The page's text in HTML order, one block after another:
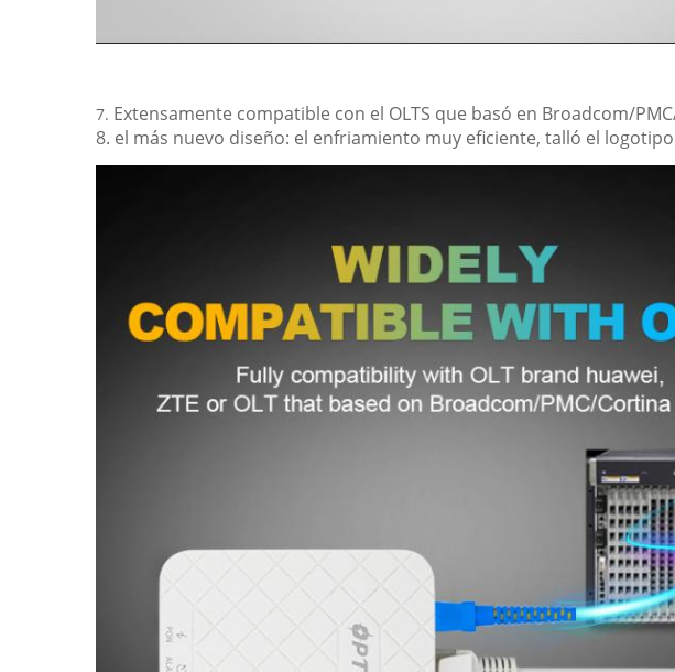
7. Extensamente compatible con el OLTS que basó en Broadcom/
8. el más nuevo diseño: el enfriamiento muy eficiente, talló el